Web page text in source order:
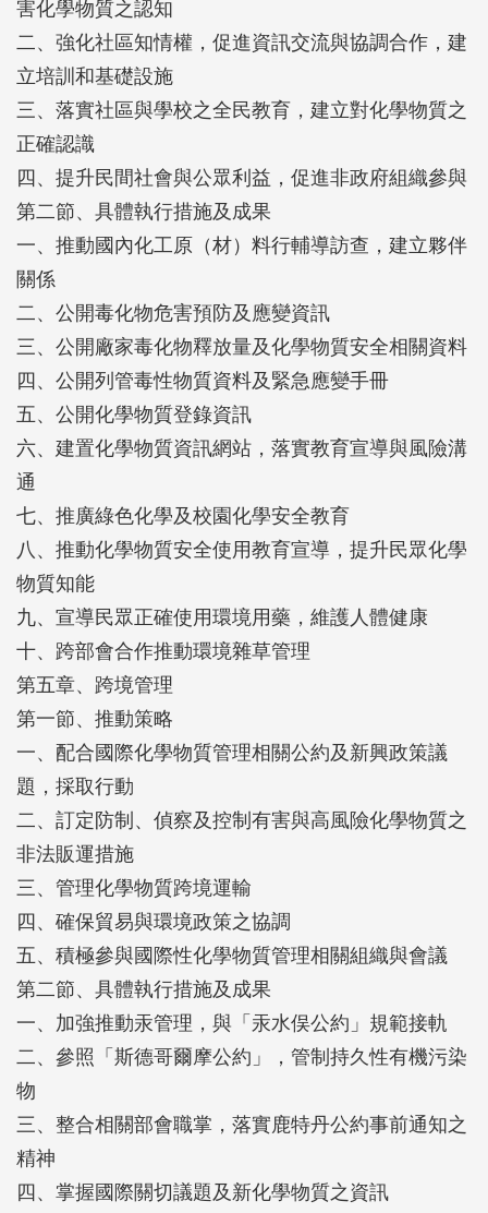
害化學物質之認知
二、強化社區知情權，促進資訊交流與協調合作，建
立培訓和基礎設施
三、落實社區與學校之全民教育，建立對化學物質之
正確認識
四、提升民間社會與公眾利益，促進非政府組織參與
第二節、具體執行措施及成果
一、推動國內化工原（材）料行輔導訪查，建立夥伴
關係
二、公開毒化物危害預防及應變資訊
三、公開廠家毒化物釋放量及化學物質安全相關資料
四、公開列管毒性物質資料及緊急應變手冊
五、公開化學物質登錄資訊
六、建置化學物質資訊網站，落實教育宣導與風險溝
通
七、推廣綠色化學及校園化學安全教育
八、推動化學物質安全使用教育宣導，提升民眾化學
物質知能
九、宣導民眾正確使用環境用藥，維護人體健康
十、跨部會合作推動環境雜草管理
第五章、跨境管理
第一節、推動策略
一、配合國際化學物質管理相關公約及新興政策議
題，採取行動
二、訂定防制、偵察及控制有害與高風險化學物質之
非法販運措施
三、管理化學物質跨境運輸
四、確保貿易與環境政策之協調
五、積極參與國際性化學物質管理相關組織與會議
第二節、具體執行措施及成果
一、加強推動汞管理，與「汞水俣公約」規範接軌
二、參照「斯德哥爾摩公約」，管制持久性有機污染
物
三、整合相關部會職掌，落實鹿特丹公約事前通知之
精神
四、掌握國際關切議題及新化學物質之資訊